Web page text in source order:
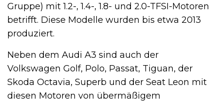
Gruppe) mit 1.2-, 1.4-, 1.8- und 2.0-TFSI-Motoren
betrifft. Diese Modelle wurden bis etwa 2013
produziert.
Neben dem Audi A3 sind auch der
Volkswagen Golf, Polo, Passat, Tiguan, der
Skoda Octavia, Superb und der Seat Leon mit
diesen Motoren von übermäßigem